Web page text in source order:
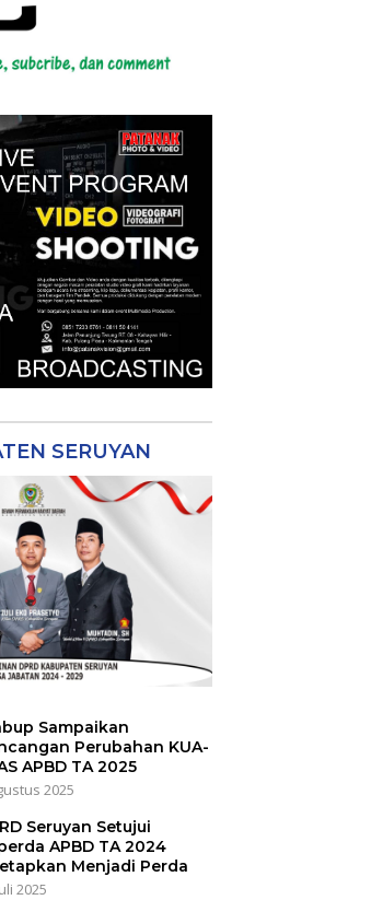
SERUYAN
Sampaikan
Perubahan KUA-
APBD TA 2025
2025
Seruyan Setujui
APBD TA 2024
Menjadi Perda
2025